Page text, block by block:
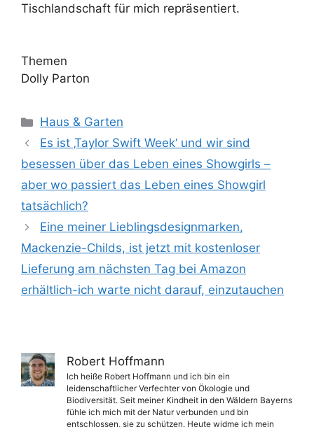
Tischlandschaft für mich repräsentiert.
Themen
Dolly Parton
Kategorien
Haus & Garten
Es ist ‚Taylor Swift Week‘ und wir sind
besessen über das Leben eines Showgirls –
aber wo passiert das Leben eines Showgirl
tatsächlich?
Eine meiner Lieblingsdesignmarken,
Mackenzie-Childs, ist jetzt mit kostenloser
Lieferung am nächsten Tag bei Amazon
erhältlich-ich warte nicht darauf, einzutauchen
Robert Hoffmann
Ich heiße Robert Hoffmann und ich bin ein
leidenschaftlicher Verfechter von Ökologie und
Biodiversität. Seit meiner Kindheit in den Wäldern Bayerns
fühle ich mich mit der Natur verbunden und bin
entschlossen, sie zu schützen. Heute widme ich mein